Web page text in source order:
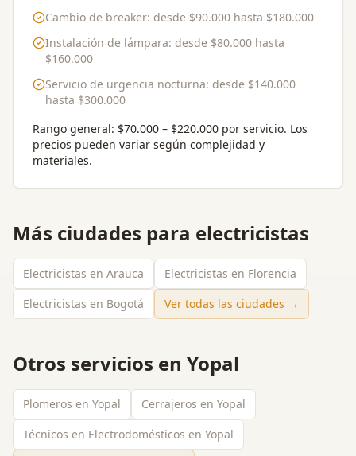
Cambio de breaker: desde $90.000 hasta $180.000
Instalación de lámpara: desde $80.000 hasta
$160.000
Servicio de urgencia nocturna: desde $140.000
hasta $300.000
Rango general: $70.000 – $220.000 por servicio. Los
precios pueden variar según complejidad y
materiales.
Más ciudades para electricistas
Electricistas en Arauca
Electricistas en Florencia
Electricistas en Bogotá
Ver todas las ciudades →
Otros servicios en Yopal
Plomeros en Yopal
Cerrajeros en Yopal
Técnicos en Electrodomésticos en Yopal